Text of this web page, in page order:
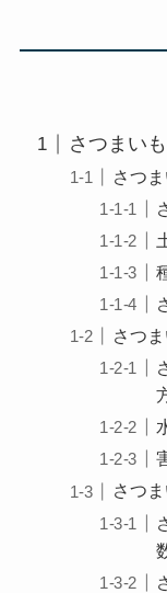
さつまい
さつ
さつ
さつ